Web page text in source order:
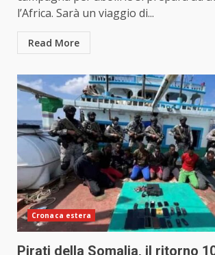
l’Africa. Sarà un viaggio di...
Read More
Cronaca estera
Pirati della Somalia, il ritorno